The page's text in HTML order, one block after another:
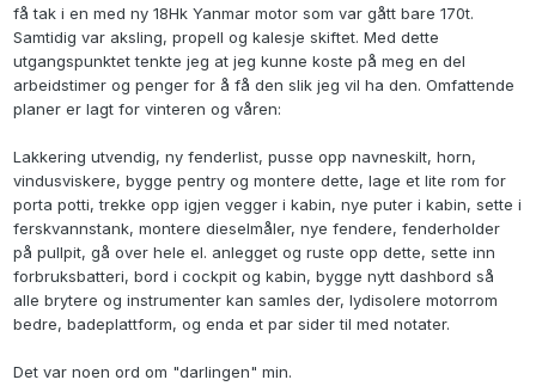
få tak i en med ny 18Hk Yanmar motor som var gått bare 170t.
Samtidig var aksling, propell og kalesje skiftet. Med dette
utgangspunktet tenkte jeg at jeg kunne koste på meg en del
arbeidstimer og penger for å få den slik jeg vil ha den. Omfattende
planer er lagt for vinteren og våren:
Lakkering utvendig, ny fenderlist, pusse opp navneskilt, horn,
vindusviskere, bygge pentry og montere dette, lage et lite rom for
porta potti, trekke opp igjen vegger i kabin, nye puter i kabin, sette i
ferskvannstank, montere dieselmåler, nye fendere, fenderholder
på pullpit, gå over hele el. anlegget og ruste opp dette, sette inn
forbruksbatteri, bord i cockpit og kabin, bygge nytt dashbord så
alle brytere og instrumenter kan samles der, lydisolere motorrom
bedre, badeplattform, og enda et par sider til med notater.
Det var noen ord om "darlingen" min.